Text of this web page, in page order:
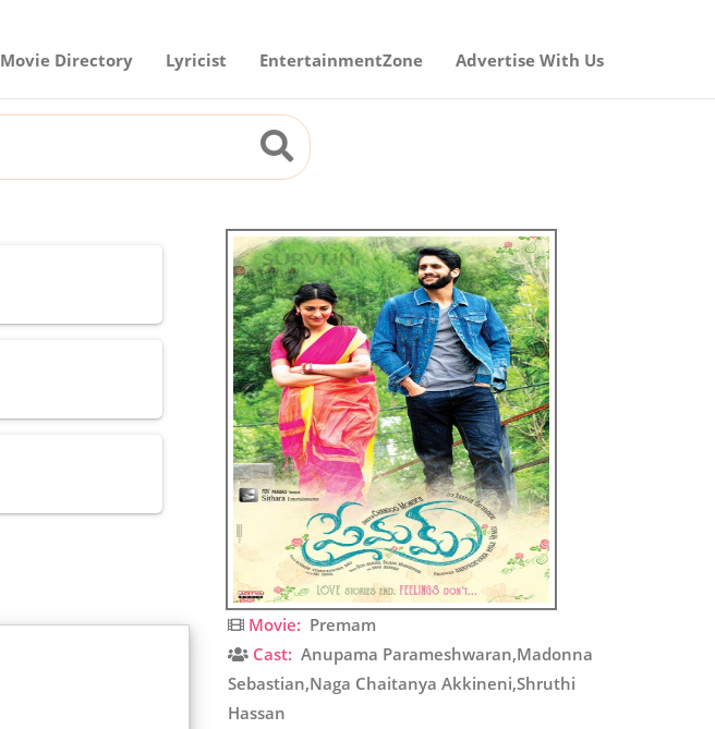
Movie Directory Lyricist EntertainmentZone Advertise With Us
Movie: Premam
Cast: Anupama Parameshwaran,Madonna
Sebastian,Naga Chaitanya Akkineni,Shruthi
Hassan